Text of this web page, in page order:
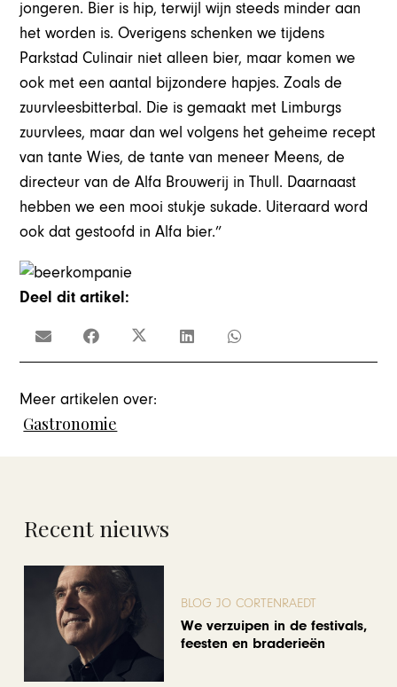
jongeren. Bier is hip, terwijl wijn steeds minder aan
het worden is. Overigens schenken we tijdens
Parkstad Culinair niet alleen bier, maar komen we
ook met een aantal bijzondere hapjes. Zoals de
zuurvleesbitterbal. Die is gemaakt met Limburgs
zuurvlees, maar dan wel volgens het geheime recept
van tante Wies, de tante van meneer Meens, de
directeur van de Alfa Brouwerij in Thull. Daarnaast
hebben we een mooi stukje sukade. Uiteraard word
ook dat gestoofd in Alfa bier.”
Deel dit artikel:
Meer artikelen over:
Gastronomie
Recent nieuws
BLOG JO CORTENRAEDT
We verzuipen in de festivals,
feesten en braderieën